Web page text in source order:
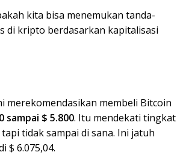
kita bisa menemukan tanda-
di kripto berdasarkan kapitalisasi
merekomendasikan membeli Bitcoin
sampai $ 5.800. Itu mendekati tingkat
tidak sampai di sana. Ini jatuh
$ 6.075,04.